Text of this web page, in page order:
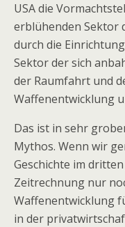
USA die
erblühenden Sektor
durch die
Sektor der sich
der Raumfahrt und
Waffenentwicklung
Das ist in sehr
Mythos. Wenn wir
Geschichte im
Zeitrechnung nur
Waffenentwicklung
in der